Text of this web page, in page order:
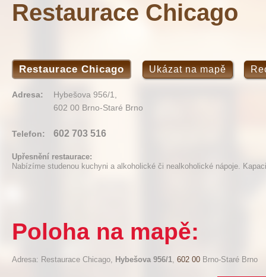
Restaurace Chicago
Restaurace Chicago Ukázat na mapě
Adresa:
Hybešova 956/1,
602 00 Brno-Staré Brno
Telefon: 602 703 516
Upřesnění restaurace:
Nabízíme studenou kuchyni a alkoholické či nealkoholické nápoje.
Poloha na mapě:
Adresa: Restaurace Chicago, Hybešova 956/1, 602 00 Brno-Staré Brno